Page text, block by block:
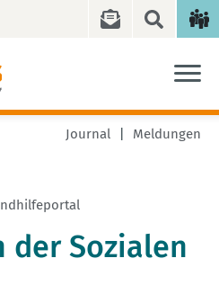
Journal Meldungen
der Sozialen